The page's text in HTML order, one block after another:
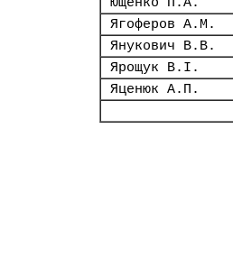
Ягоферов А.М.
Янукович В.В.
Ярощук В.І.
Яценюк А.П.